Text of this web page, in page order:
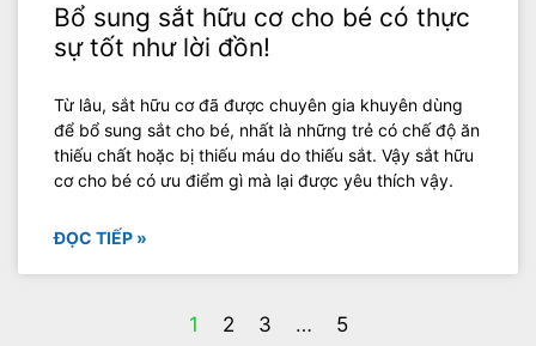
Bổ sung sắt hữu cơ cho bé có thực
sự tốt như lời đồn!
Từ lâu, sắt hữu cơ đã được chuyên gia khuyên dùng
để bổ sung sắt cho bé, nhất là những trẻ có chế độ ăn
thiếu chất hoặc bị thiếu máu do thiếu sắt. Vậy sắt hữu
cơ cho bé có ưu điểm gì mà lại được yêu thích vậy.
ĐỌC TIẾP »
1 2 3 … 5